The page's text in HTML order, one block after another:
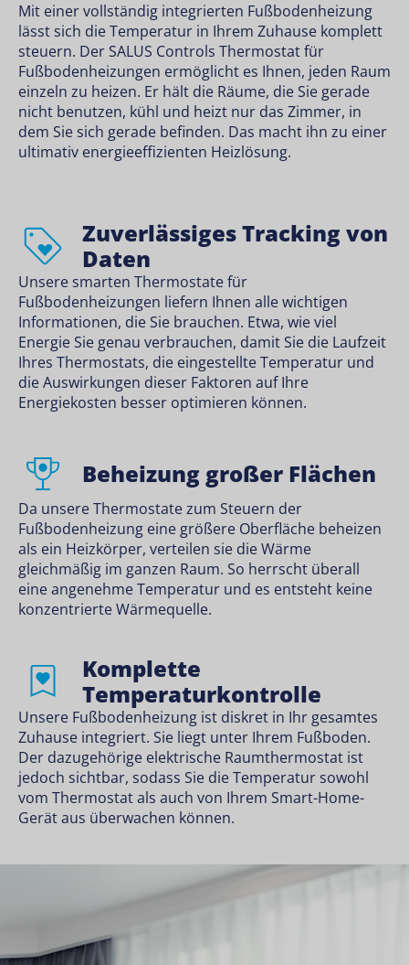
Mit einer vollständig integrierten Fußbodenheizung
lässt sich die Temperatur in Ihrem Zuhause komplett
steuern. Der SALUS Controls Thermostat für
Fußbodenheizungen ermöglicht es Ihnen, jeden Raum
einzeln zu heizen. Er hält die Räume, die Sie gerade
nicht benutzen, kühl und heizt nur das Zimmer, in
dem Sie sich gerade befinden. Das macht ihn zu einer
ultimativ energieeffizienten Heizlösung.
Zuverlässiges Tracking von
Daten
Unsere smarten Thermostate für
Fußbodenheizungen liefern Ihnen alle wichtigen
Informationen, die Sie brauchen. Etwa, wie viel
Energie Sie genau verbrauchen, damit Sie die Laufzeit
Ihres Thermostats, die eingestellte Temperatur und
die Auswirkungen dieser Faktoren auf Ihre
Energiekosten besser optimieren können.
Beheizung großer Flächen
Da unsere Thermostate zum Steuern der
Fußbodenheizung eine größere Oberfläche beheizen
als ein Heizkörper, verteilen sie die Wärme
gleichmäßig im ganzen Raum. So herrscht überall
eine angenehme Temperatur und es entsteht keine
konzentrierte Wärmequelle.
Komplette
Temperaturkontrolle
Unsere Fußbodenheizung ist diskret in Ihr gesamtes
Zuhause integriert. Sie liegt unter Ihrem Fußboden.
Der dazugehörige elektrische Raumthermostat ist
jedoch sichtbar, sodass Sie die Temperatur sowohl
vom Thermostat als auch von Ihrem Smart-Home-
Gerät aus überwachen können.